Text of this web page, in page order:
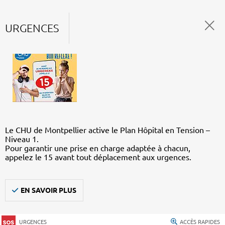
URGENCES
Le CHU de Montpellier active le Plan Hôpital en Tension –
Niveau 1.
Pour garantir une prise en charge adaptée à chacun,
appelez le 15 avant tout déplacement aux urgences.
EN SAVOIR PLUS
URGENCES ACCÈS RAPIDES